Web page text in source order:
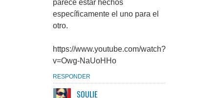
parece estar hechos
específicamente el uno para el
otro.
https://www.youtube.com/watch?
v=Owg-NaUoHHo
RESPONDER
SOULIE